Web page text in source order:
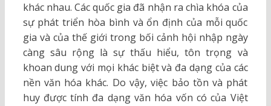
khác nhau. Các quốc gia đã nhận ra chìa khóa của
sự phát triển hòa bình và ổn định của mỗi quốc
gia và của thế giới trong bối cảnh hội nhập ngày
càng sâu rộng là sự thấu hiểu, tôn trọng và
khoan dung với mọi khác biệt và đa dạng của các
nền văn hóa khác. Do vậy, việc bảo tồn và phát
huy được tính đa dạng văn hóa vốn có của Việt